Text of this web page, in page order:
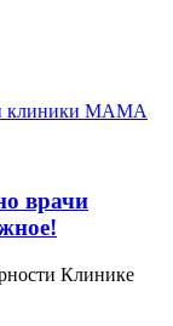
врачи
Клинике